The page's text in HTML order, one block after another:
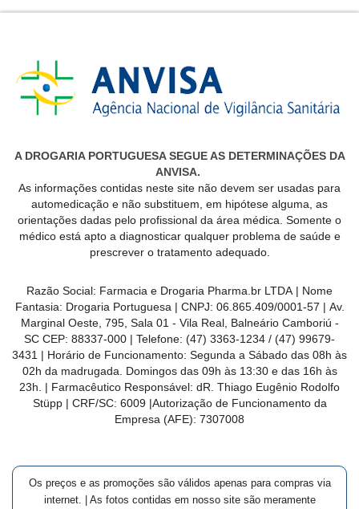
A DROGARIA PORTUGUESA SEGUE AS DETERMINAÇÕES DA
ANVISA.
As informações contidas neste site não devem ser usadas para
automedicação e não substituem, em hipótese alguma, as
orientações dadas pelo profissional da área médica. Somente o
médico está apto a diagnosticar qualquer problema de saúde e
prescrever o tratamento adequado.
Razão Social: Farmacia e Drogaria Pharma.br LTDA | Nome
Fantasia: Drogaria Portuguesa | CNPJ: 06.865.409/0001-57 | Av.
Marginal Oeste, 795, Sala 01 - Vila Real, Balneário Camboriú -
SC CEP: 88337-000 | Telefone: (47) 3363-1234 / (47) 99679-
3431 | Horário de Funcionamento: Segunda a Sábado das 08h às
02h da madrugada. Domingos das 09h às 13:30 e das 16h às
23h. | Farmacêutico Responsável: dR. Thiago Eugênio Rodolfo
Stüpp | CRF/SC: 6009 |Autorização de Funcionamento da
Empresa (AFE): 7307008
Os preços e as promoções são válidos apenas para compras via
internet. | As fotos contidas em nosso site são meramente